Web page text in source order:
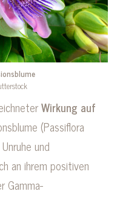
Wirkung auf
(Passiflora
und
an ihrem positiven
Gamma-